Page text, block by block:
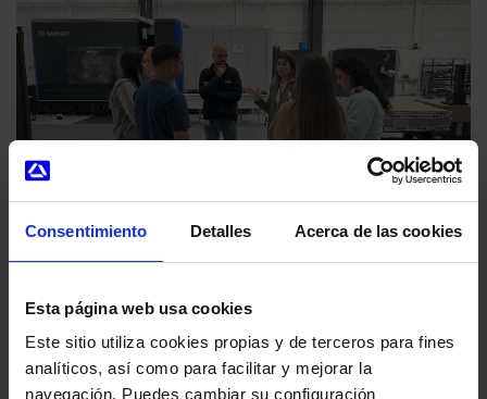
Consentimiento Detalles Acerca de las cookies
Esta página web usa cookies
Este sitio utiliza cookies propias y de terceros para fines
analíticos, así como para facilitar y mejorar la
navegación. Puedes cambiar su configuración